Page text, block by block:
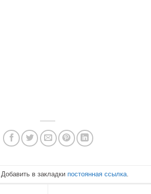
. Добавить в закладки постоянная ссылка